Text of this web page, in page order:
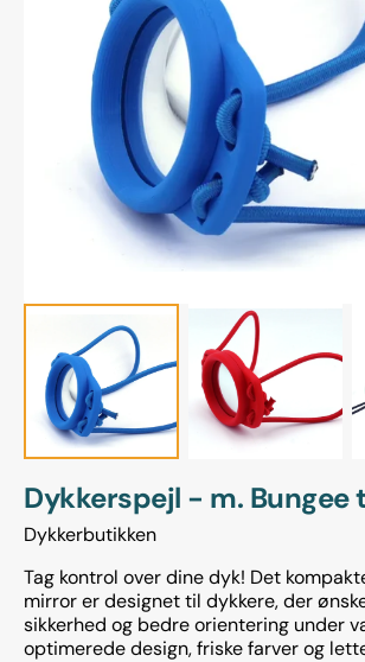
det
fremhævede
medie
i
gallerivisning
Dykkerspejl - m. Bungee
Dykkerbutikken
Tag kontrol over dine dyk! Det
mirror er designet til dykkere, der
sikkerhed og bedre orientering under
optimerede design, friske farver og